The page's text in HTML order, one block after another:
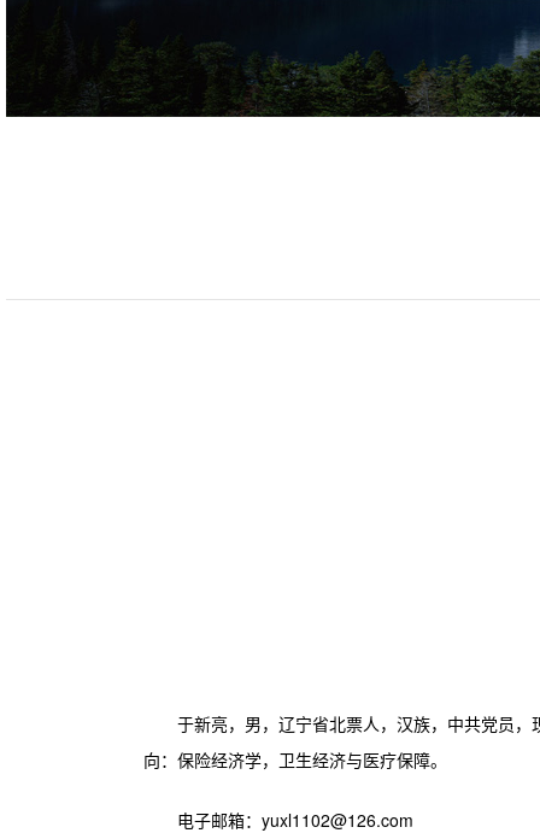
于新亮，男，辽宁省北票人，汉族，中共党员
向：保险经济学，卫生经济与医疗保障。
电子邮箱：yuxl1102@126.com